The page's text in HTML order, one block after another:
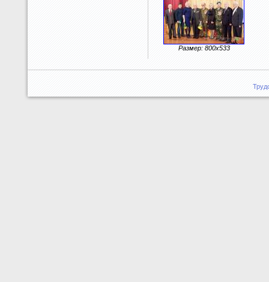
Размер: 800x533